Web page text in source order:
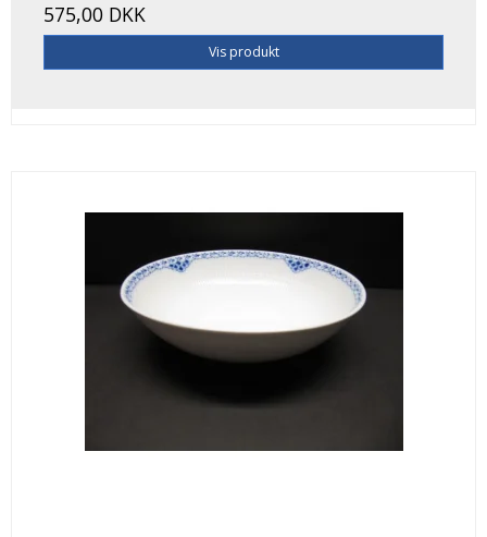
575,00 DKK
Vis produkt